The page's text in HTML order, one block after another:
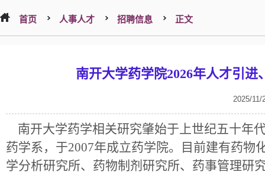
首页 人事人才 招聘信息 正文
南开大学药学院2026年人才引
2025/11/
南开大学药学相关研究肇始于 上世纪五十年
药学系，于2007年成立药学院。目前建有药物
学分析研究所、药物制剂研究所、药事管理研